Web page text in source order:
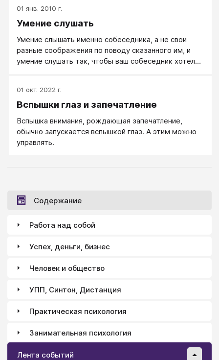
01 янв. 2010 г.
Умение слушать
Умение слышать именно собеседника, а не свои
разные соображения по поводу сказанного им, и
умение слушать так, чтобы ваш собеседник хотел
01 окт. 2022 г.
Вспышки глаз и запечатление
Вспышка внимания, рождающая запечатление,
обычно запускается вспышкой глаз. А этим можно
управлять.
Содержание
Работа над собой
Успех, деньги, бизнес
Человек и общество
УПП, Синтон, Дистанция
Практическая психология
Занимательная психология
Лента событий